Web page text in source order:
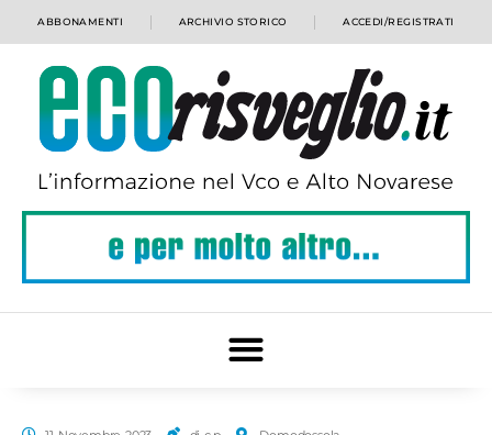
ABBONAMENTI ARCHIVIO STORICO ACCEDI/REGISTRATI